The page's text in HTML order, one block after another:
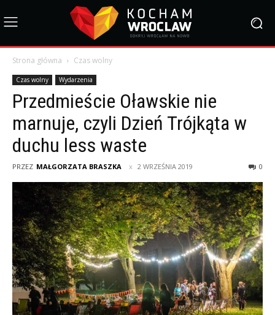
Strona główna Czas wolny
Czas wolny Wydarzenia
Przedmieście Oławskie nie
marnuje, czyli Dzień Trójkąta w
duchu less waste
PRZEZ MAŁGORZATA BRASZKA 2 WRZEŚNIA 2019 0